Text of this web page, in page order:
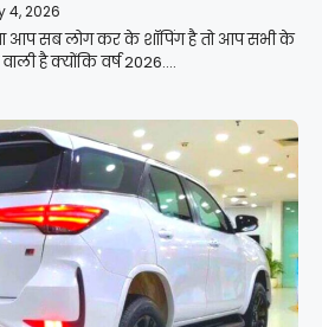
4, 2026
आप सब लोग कर के शॉपिंग है तो आप सभी के
है क्योंकि वर्ष 2026....